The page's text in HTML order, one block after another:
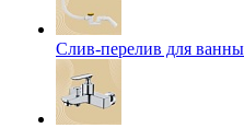
Слив-перелив для ванны